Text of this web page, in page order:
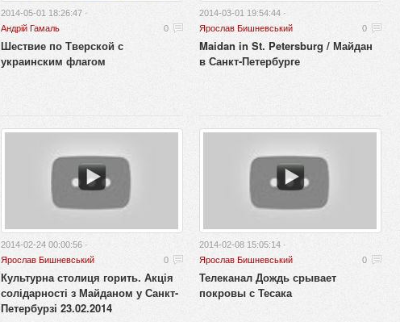
2014-05-01 18:26:47 ·
Андрій Гамаль
0
Шествие по Тверской с
украинским флагом
2014-03-01 19:54:44 ·
Ярослав Бишневський
0
Maidan in St. Petersburg / Майдан
в Санкт-Петербурге
2014-02-24 00:00:56 ·
Ярослав Бишневський
0
Культурна столиця горить. Акція
солідарності з Майданом у Санкт-
Петербурзі 23.02.2014
2014-02-08 15:05:14 ·
Ярослав Бишневський
0
Телеканал Дождь срывает
покровы с Тесака